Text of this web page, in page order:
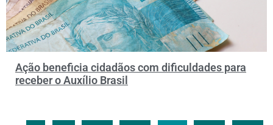
Ação beneficia cidadãos com dificuldades para
receber o Auxílio Brasil